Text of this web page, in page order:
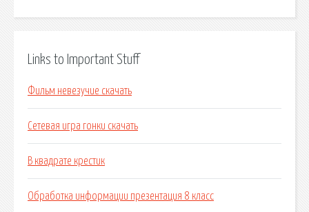
Links to Important Stuff
Фильм невезучие скачать
Сетевая игра гонки скачать
В квадрате крестик
Обработка информации презентация 8 класс